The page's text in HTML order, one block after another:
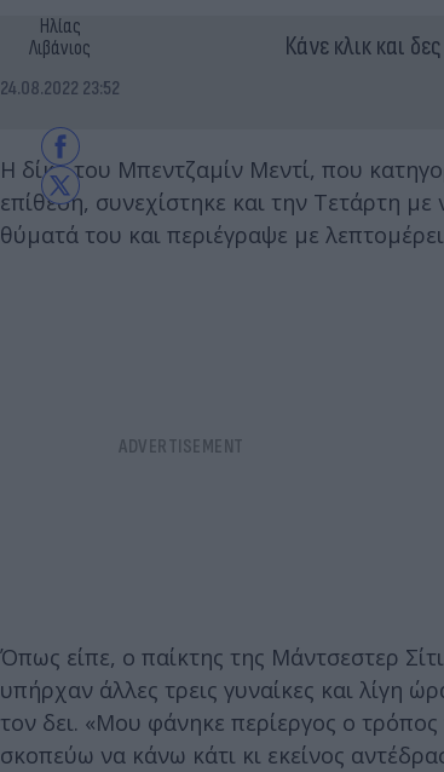
Ηλίας
Λιβάνιος
24.08.2022 23:52
Κάνε κλικ και
Η δίκη του Μπεντζαμίν Μεντί, που
επίθεση, συνεχίστηκε και την Τετάρτη
θύματά του και περιέγραψε με
Όπως είπε, ο παίκτης της Μάντσεστερ
υπήρχαν άλλες τρεις γυναίκες και λίγη
τον δει. «Μου φάνηκε περίεργος ο
σκοπεύω να κάνω κάτι κι εκείνος